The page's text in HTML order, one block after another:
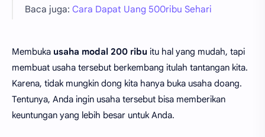
Baca juga: Cara Dapat Uang 500ribu Sehari
Membuka usaha modal 200 ribu itu hal yang mudah, tapi
membuat usaha tersebut berkembang itulah tantangan kita.
Karena, tidak mungkin dong kita hanya buka usaha doang.
Tentunya, Anda ingin usaha tersebut bisa memberikan
keuntungan yang lebih besar untuk Anda.